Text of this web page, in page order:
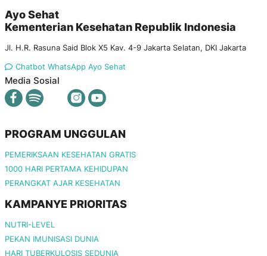
Ayo Sehat
Kementerian Kesehatan Republik Indonesia
Jl. H.R. Rasuna Said Blok X5 Kav. 4-9 Jakarta Selatan, DKI Jakarta
Chatbot WhatsApp Ayo Sehat
Media Sosial
PROGRAM UNGGULAN
PEMERIKSAAN KESEHATAN GRATIS
1000 HARI PERTAMA KEHIDUPAN
PERANGKAT AJAR KESEHATAN
KAMPANYE PRIORITAS
NUTRI-LEVEL
PEKAN IMUNISASI DUNIA
HARI TUBERKULOSIS SEDUNIA